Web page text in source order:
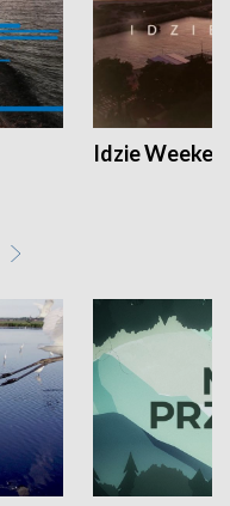
Idzie